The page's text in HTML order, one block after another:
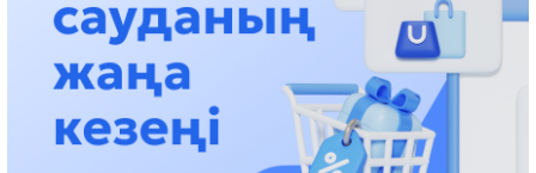
16:15، 27 شىلدە 2026
وسكەنباي قۇلاتاي ۇلى: رۋحانياتقا قىزمەت ەتكەن قالامگەر